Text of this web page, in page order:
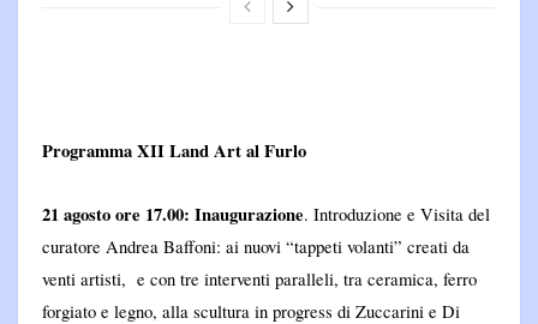
Programma XII Land Art al Furlo
21 agosto ore 17.00: Inaugurazione. Introduzione e Visita del
curatore Andrea Baffoni: ai nuovi “tappeti volanti” creati da
venti artisti, e con tre interventi paralleli, tra ceramica, ferro
forgiato e legno, alla scultura in progress di Zuccarini e Di